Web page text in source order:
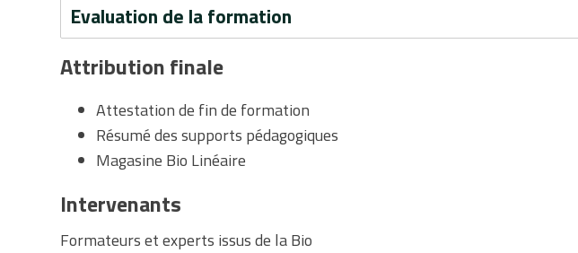
Evaluation de la formation
Attribution finale
Attestation de fin de formation
Résumé des supports pédagogiques
Magasine Bio Linéaire
Intervenants
Formateurs et experts issus de la Bio